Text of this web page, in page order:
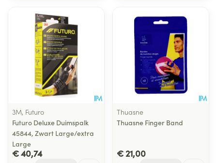
3M, Futuro
Futuro Deluxe Duimspalk
45844, Zwart Large/extra
Large
€ 40,74
Thuasne
Thuasne Finger Band
€ 21,00